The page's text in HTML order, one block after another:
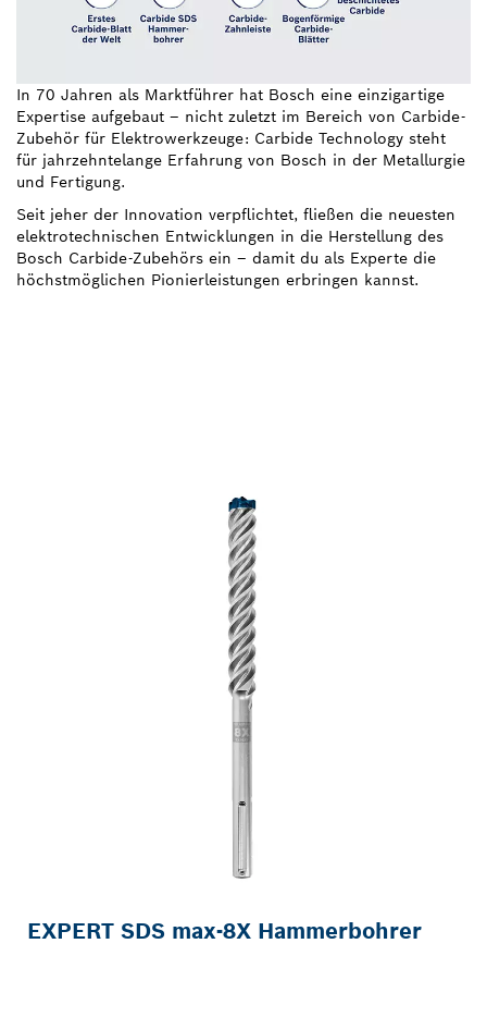
In 70 Jahren als Marktführer hat Bosch eine einzigartige
Expertise aufgebaut – nicht zuletzt im Bereich von Carbide-
Zubehör für Elektrowerkzeuge: Carbide Technology steht
für jahrzehntelange Erfahrung von Bosch in der Metallurgie
und Fertigung.
Seit jeher der Innovation verpflichtet, fließen die neuesten
elektrotechnischen Entwicklungen in die Herstellung des
Bosch Carbide-Zubehörs ein – damit du als Experte die
höchstmöglichen Pionierleistungen erbringen kannst.
EXPERT SDS max-8X Hammerbohrer